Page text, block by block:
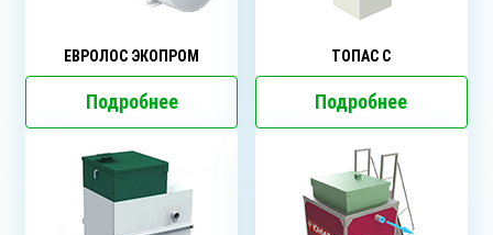
ЕВРОЛОС ЭКОПРОМ
Подробнее
ТОПАС C
Подробнее